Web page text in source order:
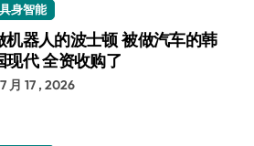
具身智能
机器人的波士顿 被做汽车的韩
现代 全资收购了
7 月 17 , 2026